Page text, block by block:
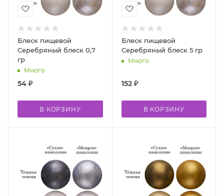
Блеск пищевой
Серебряный блеск 0,7
гр
Много
54 ₽
В КОРЗИНУ
Блеск пищевой
Серебряный блеск 5 гр
Много
152₽
В КОРЗИНУ